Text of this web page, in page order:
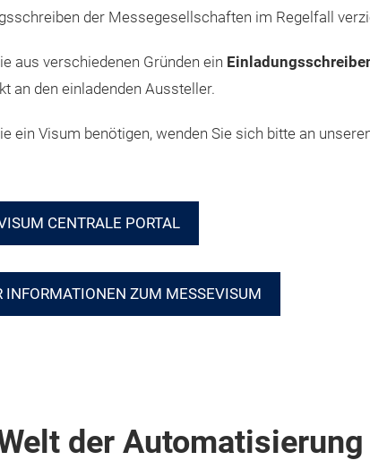
der Messegesellschaften im Regelfall
aus verschiedenen Gründen ein
an den einladenden Aussteller.
ein Visum benötigen, wenden Sie sich bitte an
CENTRALE PORTAL
INFORMATIONEN ZUM MESSEVISUM
der